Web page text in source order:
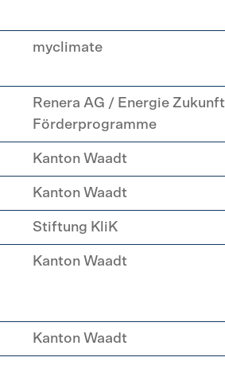
myclimate
Renera AG / Energie
Förderprogramme
Kanton Waadt
Kanton Waadt
Stiftung KliK
Kanton Waadt
Kanton Waadt